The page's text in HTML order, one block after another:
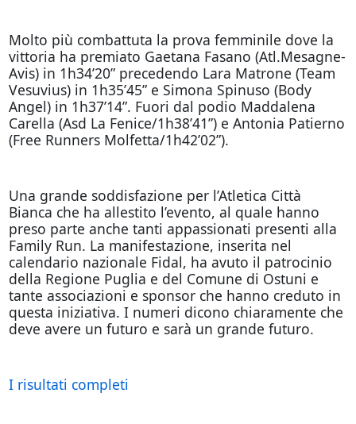
Molto più combattuta la prova femminile dove la
vittoria ha premiato Gaetana Fasano (Atl.Mesagne-
Avis) in 1h34’20” precedendo Lara Matrone (Team
Vesuvius) in 1h35’45” e Simona Spinuso (Body
Angel) in 1h37’14”. Fuori dal podio Maddalena
Carella (Asd La Fenice/1h38’41”) e Antonia Patierno
(Free Runners Molfetta/1h42’02”).
Una grande soddisfazione per l’Atletica Città
Bianca che ha allestito l’evento, al quale hanno
preso parte anche tanti appassionati presenti alla
Family Run. La manifestazione, inserita nel
calendario nazionale Fidal, ha avuto il patrocinio
della Regione Puglia e del Comune di Ostuni e
tante associazioni e sponsor che hanno creduto in
questa iniziativa. I numeri dicono chiaramente che
deve avere un futuro e sarà un grande futuro.
I risultati completi